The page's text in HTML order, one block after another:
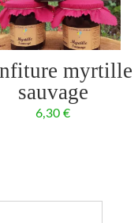
myrtille
sauvage
6,30€